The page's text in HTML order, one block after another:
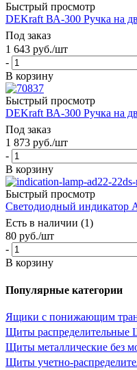
Быстрый просмотр
DEKraft ВА-300 Ручка на
Под заказ
1 643 руб./шт
-
В корзину
Быстрый просмотр
DEKraft ВА-300 Ручка на
Под заказ
1 873 руб./шт
-
В корзину
Быстрый просмотр
Светодиодный индикатор
Есть в наличии (1)
80 руб./шт
-
В корзину
Популярные категории
Ящики с понижающим
Щиты
Щиты металлические без
Щиты учетно-